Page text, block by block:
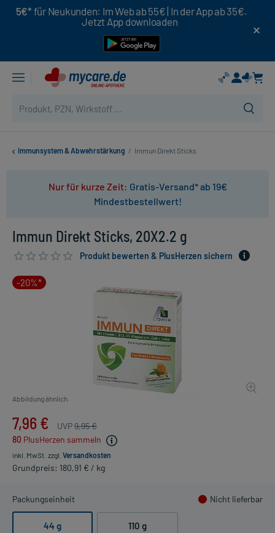
5€* für Neukunden: Im Web ab 55€ | In der App ab 35€.
Jetzt App downloaden
Immunsystem & Abwehrstärkung / Immun Direkt Sticks
Nur für kurze Zeit: Gratis-Versand* ab 19€
Mindestbestellwert!
Immun Direkt Sticks, 20X2.2 g
Produkt bewerten & PlusHerzen sichern
-20%*
Abbildung ähnlich
7,96 € UVP9,95 €
80 PlusHerzen sammeln
inkl. MwSt. zzgl. Versandkosten
Grundpreis: 180,91 € / kg
Packungseinheit Nicht lieferbar
44 g 110 g